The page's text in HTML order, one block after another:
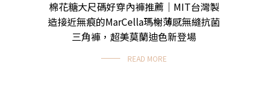
棉花糖大尺碼好穿內褲推薦｜MIT台灣製
造接近無痕的MarCella瑪榭薄感無縫抗菌
三角褲，超美莫蘭迪色新登場
READ MORE